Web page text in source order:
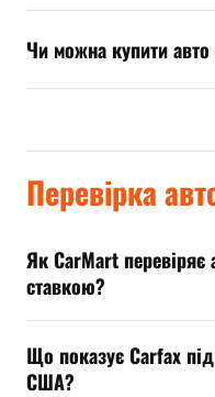
Чи можна купити
Перевірка
Як CarMart
ставкою?
Що показує Carfax під
США?